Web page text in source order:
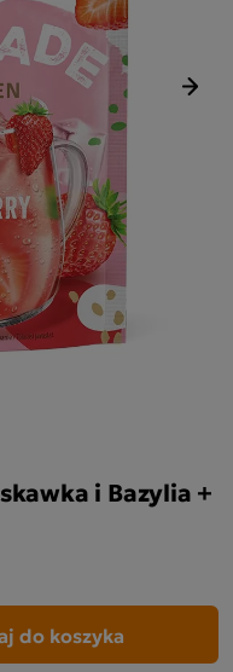
i Bazylia +
do koszyka